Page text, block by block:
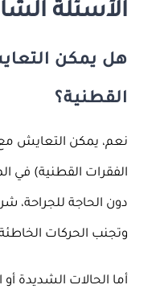
الأسئلة
هل يمكن
القطنية؟
نعم، يمكن التعايش مع
الفقرات القطنية) في
دون الحاجة للجراحة،
وتجنب الحركات
أما الحالات الشديدة